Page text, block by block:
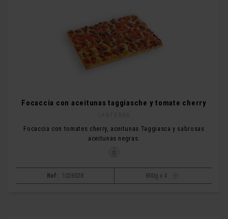
Focaccia con aceitunas taggiasche y tomate cherry
Focaccia con tomates cherry, aceitunas Taggiasca y sabrosas
aceitunas negras.
Ref: 1026028 800g x 4